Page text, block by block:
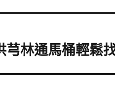
芎林通馬桶輕鬆